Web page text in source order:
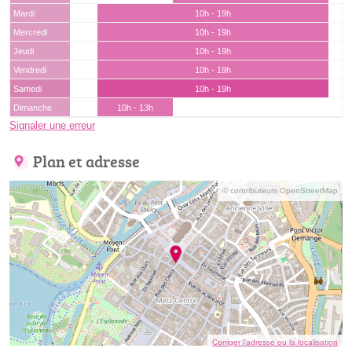
Mardi
10h - 19h
Mercredi
10h - 19h
Jeudi
10h - 19h
Vendredi
10h - 19h
Samedi
10h - 19h
Dimanche
10h - 13h
Signaler une erreur
Plan et adresse
© contributeurs OpenStreetMap
Corriger l’adresse ou la localisation